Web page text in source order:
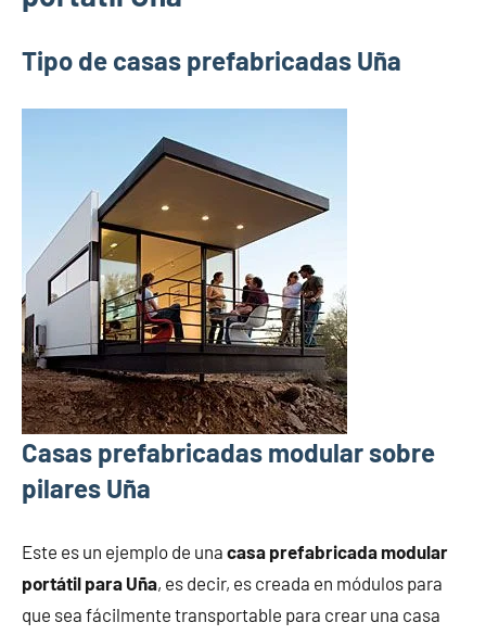
Tipo de casas prefabricadas Uña
Casas prefabricadas modular sobre
pilares Uña
Este es un ejemplo de una casa prefabricada modular
portátil para Uña, es decir, es creada en módulos para
que sea fácilmente transportable para crear una casa